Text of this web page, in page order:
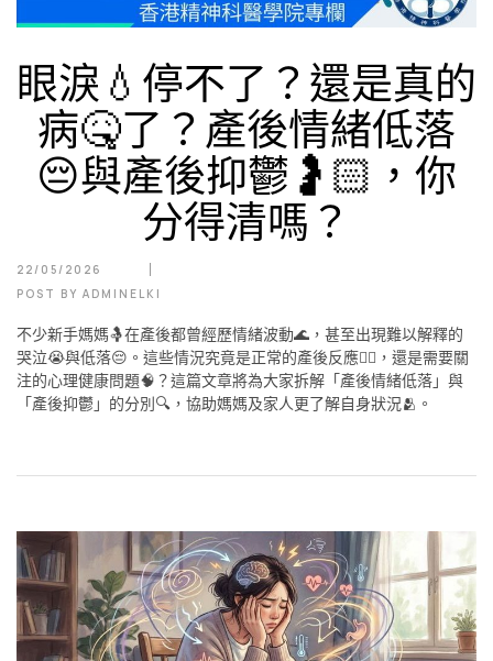
眼淚💧停不了？還是真的
病🤒了？產後情緒低落
😔與產後抑鬱🤰🏻，你
分得清嗎？
22/05/2026
POST BY ADMINELKI
不少新手媽媽🤱在產後都曾經歷情緒波動🌊，甚至出現難以解釋的
哭泣😭與低落😔。這些情況究竟是正常的產後反應🤷‍♀️，還是需要關
注的心理健康問題🧠？這篇文章將為大家拆解「產後情緒低落」與
「產後抑鬱」的分別🔍，協助媽媽及家人更了解自身狀況🫂。